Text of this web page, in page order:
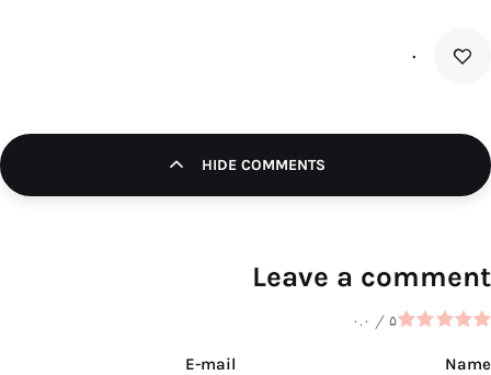
۰
HIDE COMMENTS
Leave a comment
۰.۰ / ۵
Name
E-mail